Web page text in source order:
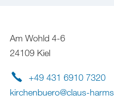
Am Wohld 4-6
24109 Kiel
+49 431 6910 7320
kirchenbuero@claus-harms